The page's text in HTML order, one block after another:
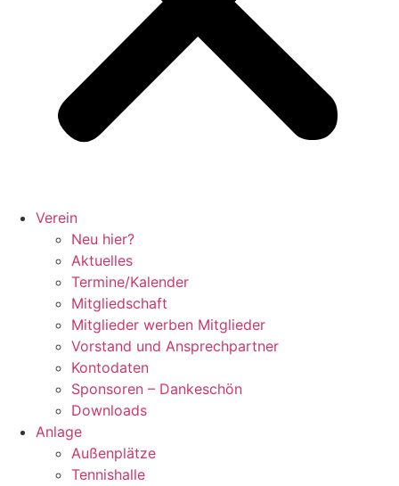
Verein
Neu hier?
Aktuelles
Termine/Kalender
Mitgliedschaft
Mitglieder werben Mitglieder
Vorstand und Ansprechpartner
Kontodaten
Sponsoren – Dankeschön
Downloads
Anlage
Außenplätze
Tennishalle